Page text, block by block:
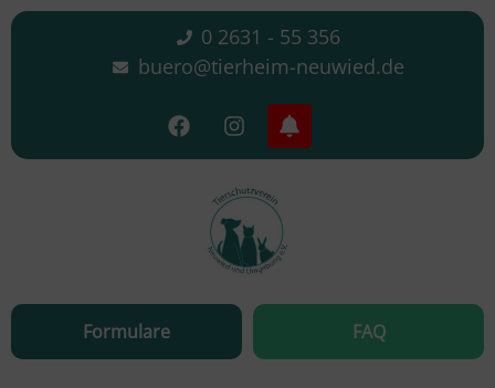
0 2631 - 55 356
buero@tierheim-neuwied.de
Formulare FAQ